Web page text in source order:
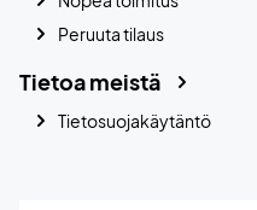
Peruuta tilaus
Tietoa meistä
Tietosuojakäytäntö